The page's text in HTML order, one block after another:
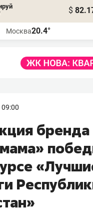
$
Москва20.4°
бренда